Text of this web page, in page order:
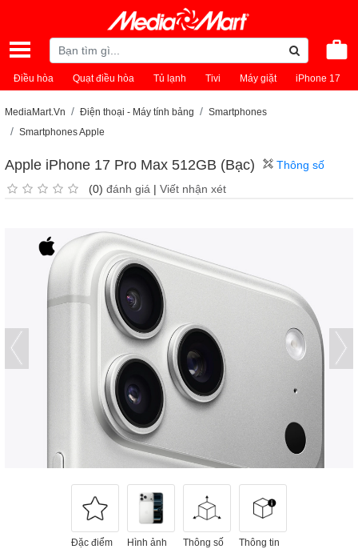
Điều hòa Quạt điều hòa Tủ lạnh Tivi Máy giặt iPhone 17
MediaMart.Vn Điện thoại - Máy tính bảng
Smartphones
Smartphones Apple
Apple iPhone 17 Pro Max 512GB (Bạc)
(0) đánh giá | Viết nhận xét
Thông số
Đặc điểm
Hình ảnh
Thông số
Thông tin